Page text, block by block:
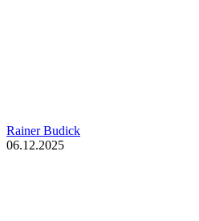
Rainer Budick
06.12.2025